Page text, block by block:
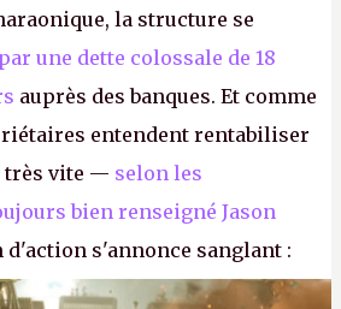
la structure se
une dette colossale de 18
auprès des banques. Et comme
entendent rentabiliser
très vite — selon les
bien renseigné Jason
s'annonce sanglant :
drastiques, fermetures de